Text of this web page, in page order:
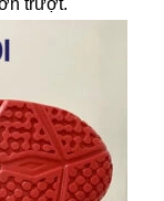
trượt.